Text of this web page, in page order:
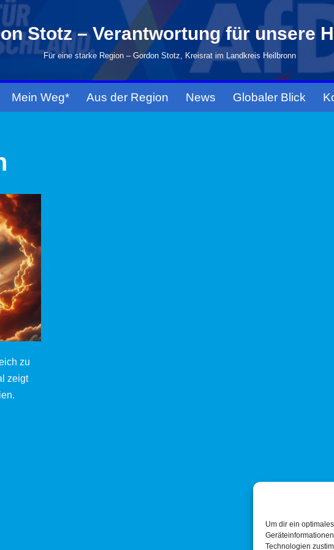
Um dir ein
Technologien
Stotz – Verantwortung für unsere
Für eine starke Region – Gordon Stotz, Kreisrat im Landkreis Heilbronn
Mein Weg* Aus der Region News Globaler Blick
zu
zeigt